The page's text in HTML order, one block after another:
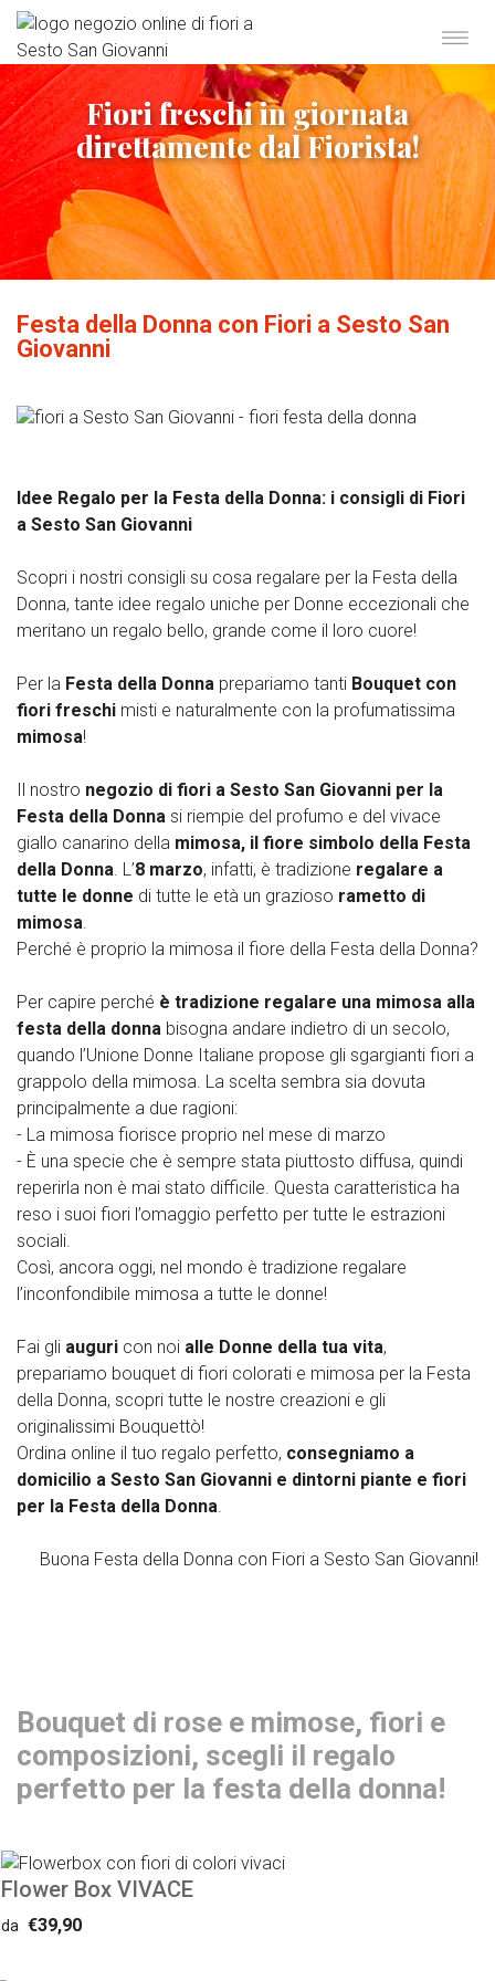
Fiori freschi in giornata
direttamente dal Fiorista!
Festa della Donna con Fiori a Sesto San
Giovanni
Idee Regalo per la Festa della Donna: i consigli di Fiori
a Sesto San Giovanni
Scopri i nostri consigli su cosa regalare per la Festa della
Donna, tante idee regalo uniche per Donne eccezionali che
meritano un regalo bello, grande come il loro cuore!
Per la Festa della Donna prepariamo tanti Bouquet con
fiori freschi misti e naturalmente con la profumatissima
mimosa!
Il nostro negozio di fiori a Sesto San Giovanni per la
Festa della Donna si riempie del profumo e del vivace
giallo canarino della mimosa, il fiore simbolo della Festa
della Donna. L’8 marzo, infatti, è tradizione regalare a
tutte le donne di tutte le età un grazioso rametto di
mimosa.
Perché è proprio la mimosa il fiore della Festa della Donna?
Per capire perché è tradizione regalare una mimosa alla
festa della donna bisogna andare indietro di un secolo,
quando l’Unione Donne Italiane propose gli sgargianti fiori a
grappolo della mimosa. La scelta sembra sia dovuta
principalmente a due ragioni:
- La mimosa fiorisce proprio nel mese di marzo
- È una specie che è sempre stata piuttosto diffusa, quindi
reperirla non è mai stato difficile. Questa caratteristica ha
reso i suoi fiori l’omaggio perfetto per tutte le estrazioni
sociali.
Così, ancora oggi, nel mondo è tradizione regalare
l’inconfondibile mimosa a tutte le donne!
Fai gli auguri con noi alle Donne della tua vita,
prepariamo bouquet di fiori colorati e mimosa per la Festa
della Donna, scopri tutte le nostre creazioni e gli
originalissimi Bouquettò!
Ordina online il tuo regalo perfetto, consegniamo a
domicilio a Sesto San Giovanni e dintorni piante e fiori
per la Festa della Donna.
Buona Festa della Donna con Fiori a Sesto San Giovanni!
Bouquet di rose e mimose, fiori e
composizioni, scegli il regalo
perfetto per la festa della donna!
Flower Box VIVACE
da €39,90